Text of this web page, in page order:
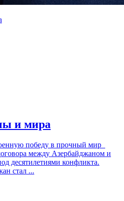
и мира
победу в прочный мир
между Азербайджаном и
десятилетиями конфликта.
стал ...